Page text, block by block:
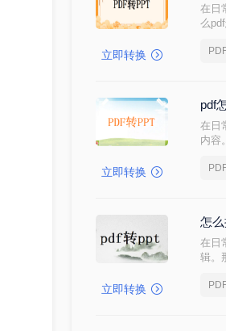
立即转换
在日
么
立即转换
pdf
在日
内容
绍
立即转换
怎
在日
辑。